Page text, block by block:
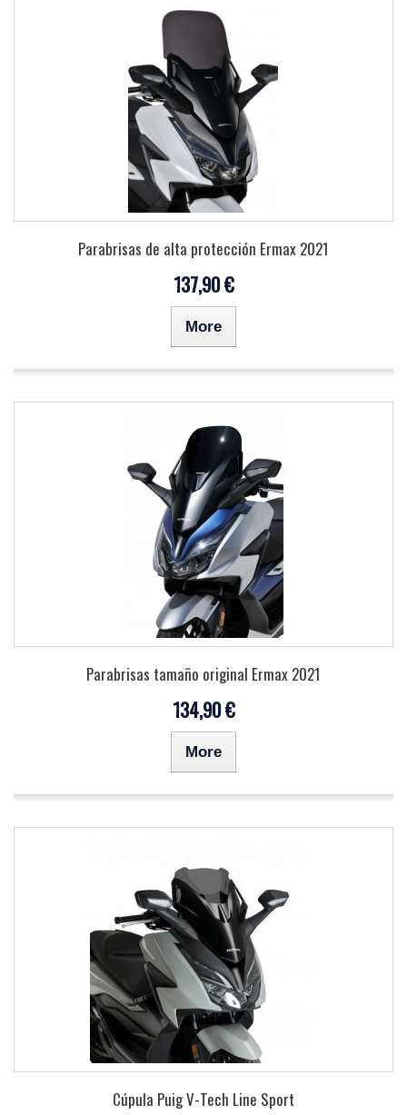
Parabrisas de alta protección Ermax 2021
137,90 €
More
Parabrisas tamaño original Ermax 2021
134,90 €
More
Cúpula Puig V-Tech Line Sport